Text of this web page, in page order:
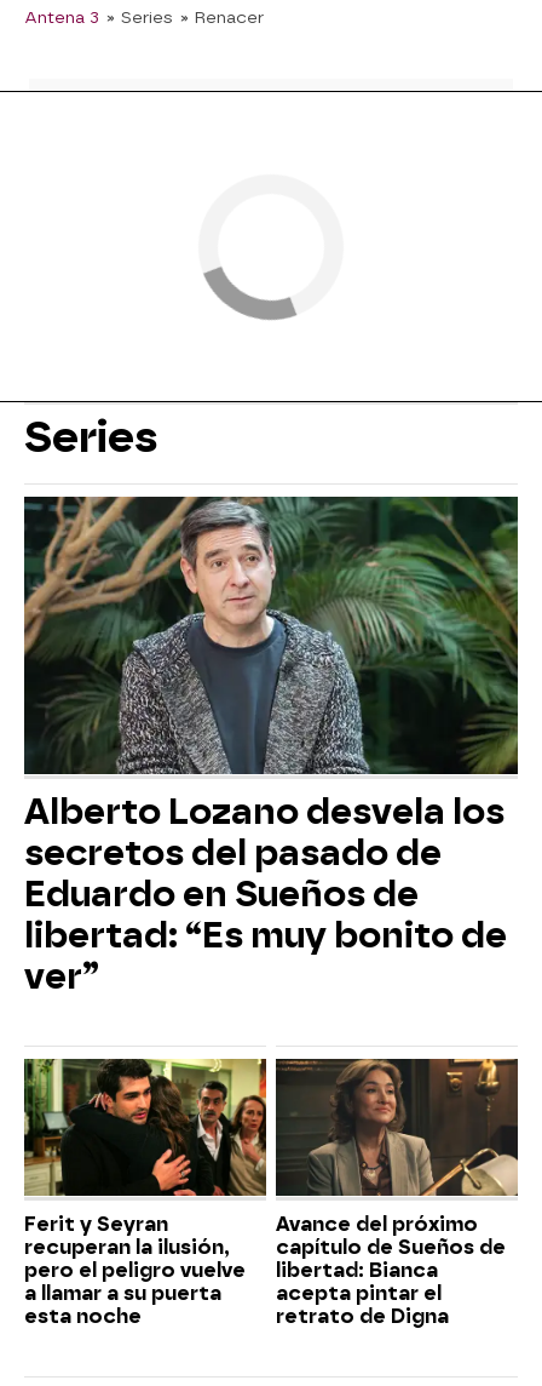
Antena 3 » Series » Renacer
Series
Alberto Lozano desvela los
secretos del pasado de
Eduardo en Sueños de
libertad: “Es muy bonito de
ver”
Ferit y Seyran
recuperan la ilusión,
pero el peligro vuelve
a llamar a su puerta
esta noche
Avance del próximo
capítulo de Sueños de
libertad: Bianca
acepta pintar el
retrato de Digna